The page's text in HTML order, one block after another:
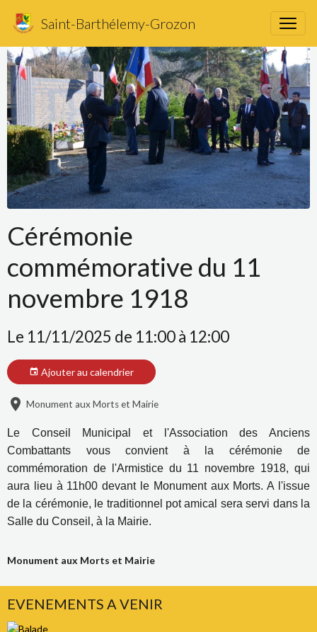
Saint-Barthélemy-Grozon
Cérémonie
commémorative du 11
novembre 1918
Le 11/11/2025 de 11:00à 12:00
Ajouter au calendrier
Monument aux Morts et Mairie
Le Conseil Municipal et l'Association des Anciens
Combattants vous convient à la cérémonie de
commémoration de l'Armistice du 11 novembre 1918, qui
aura lieu à 11h00 devant le Monument aux Morts. A l'issue
de la cérémonie, le traditionnel pot amical sera servi dans la
Salle du Conseil, à la Mairie.
Monument aux Morts et Mairie
EVENEMENTS A VENIR